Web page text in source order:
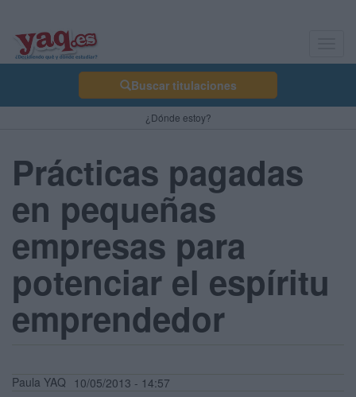
Buscar titulaciones
¿Dónde estoy?
Prácticas pagadas
en pequeñas
empresas para
potenciar el espíritu
emprendedor
Paula YAQ 10/05/2013 - 14:57